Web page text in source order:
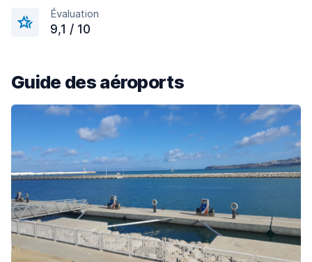
Évaluation
9,1 / 10
Guide des aéroports